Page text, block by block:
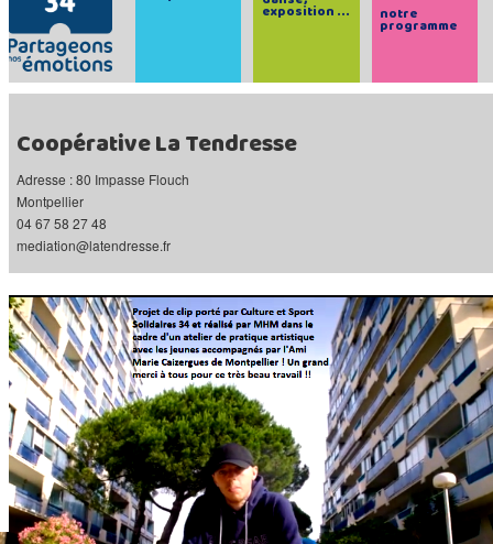
exposition ... notre
programme
Coopérative La Tendresse
Adresse : 80 Impasse Flouch
Montpellier
04 67 58 27 48
mediation@latendresse.fr